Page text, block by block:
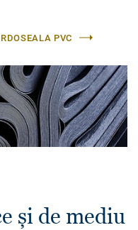
PVC
și de mediu